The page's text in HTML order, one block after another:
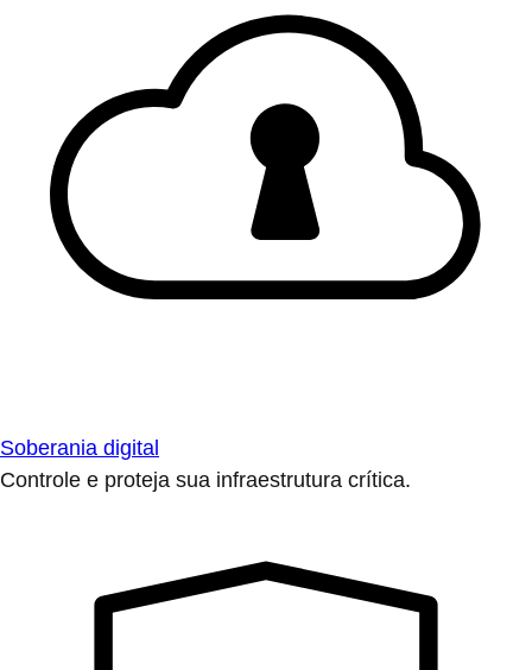
Soberania digital
Controle e proteja sua infraestrutura crítica.